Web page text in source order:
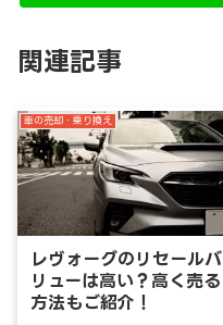
関連記事
車の売却・乗り換え
レヴォーグのリセールバ
リューは高い？高く売る
方法もご紹介！